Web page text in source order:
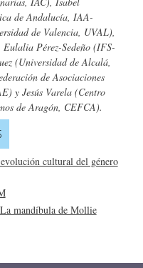
de Andalucía, IAA-
de Valencia, UVAL),
Pérez-Sedeño (IFS-
(Universidad de Alcalá,
de Asociaciones
y Jesús Varela (Centro
de Aragón, CEFCA).
cultural del género
mandíbula de Mollie